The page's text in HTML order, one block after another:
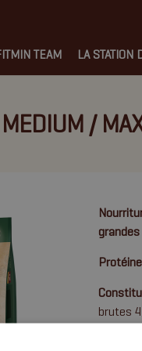
TEAM LA STATION
/
brutes